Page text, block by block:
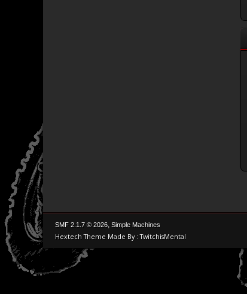
SMF 2.1.7 © 2026, Simple Machines
Hextech Theme Made By : TwitchisMental